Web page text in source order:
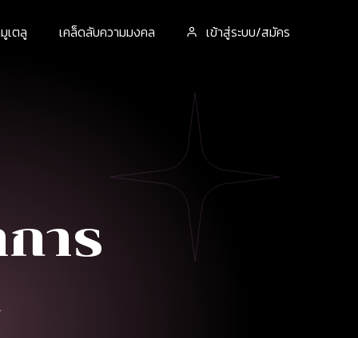
เตลู เคล็ดลับความมงคล เข้าสู่ระบบ/สมัคร
าร